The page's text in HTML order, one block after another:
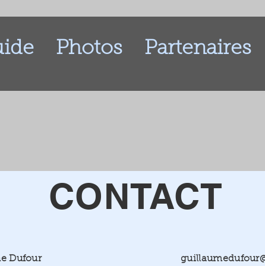
Photos Partenaires
CONTACT
Dufour